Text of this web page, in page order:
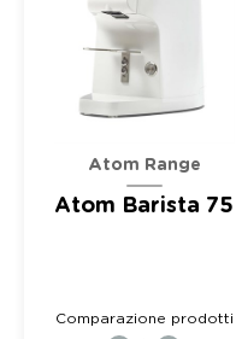
Atom Range
Atom Barista 75
Comparazione prodotti